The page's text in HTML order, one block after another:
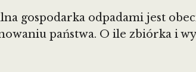
gospodarka odpadami jest
państwa. O ile zbiórka i